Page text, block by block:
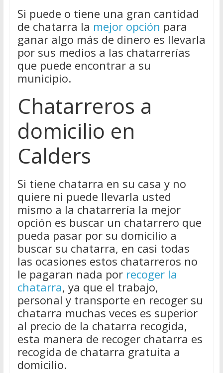
Si puede o tiene una gran cantidad
de chatarra la mejor opción para
ganar algo más de dinero es llevarla
por sus medios a las chatarrerías
que puede encontrar a su
municipio.
Chatarreros a
domicilio en
Calders
Si tiene chatarra en su casa y no
quiere ni puede llevarla usted
mismo a la chatarrería la mejor
opción es buscar un chatarrero que
pueda pasar por su domicilio a
buscar su chatarra, en casi todas
las ocasiones estos chatarreros no
le pagaran nada porrecoger la
chatarra, ya que el trabajo,
personal y transporte en recoger su
chatarra muchas veces es superior
al precio de la chatarra recogida,
esta manera de recoger chatarra es
recogida de chatarra gratuita a
domicilio.